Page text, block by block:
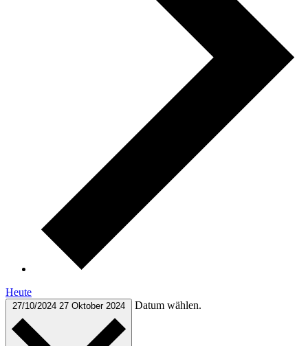
Heute
27/10/2024 27 Oktober 2024 Datum wählen.